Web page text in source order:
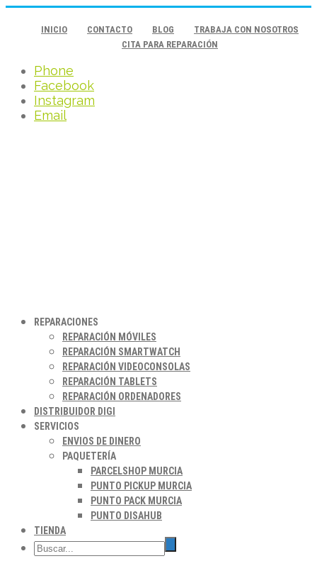
INICIO CONTACTO BLOG
TRABAJA CON NOSOTROS
CITA PARA REPARACIÓN
Phone
Facebook
Instagram
Email
REPARACIONES
REPARACIÓN MÓVILES
REPARACIÓN SMARTWATCH
REPARACIÓN VIDEOCONSOLAS
REPARACIÓN TABLETS
REPARACIÓN ORDENADORES
DISTRIBUIDOR DIGI
SERVICIOS
ENVIOS DE DINERO
PAQUETERÍA
PARCELSHOP MURCIA
PUNTO PICKUP MURCIA
PUNTO PACK MURCIA
PUNTO DISAHUB
TIENDA